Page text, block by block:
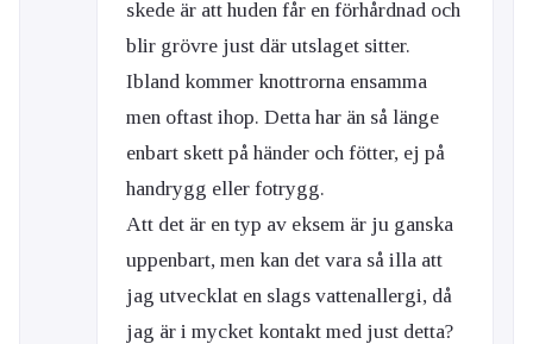
skede är att huden får en förhårdnad och
blir grövre just där utslaget sitter.
Ibland kommer knottrorna ensamma
men oftast ihop. Detta har än så länge
enbart skett på händer och fötter, ej på
handrygg eller fotrygg.
Att det är en typ av eksem är ju ganska
uppenbart, men kan det vara så illa att
jag utvecklat en slags vattenallergi, då
jag är i mycket kontakt med just detta?